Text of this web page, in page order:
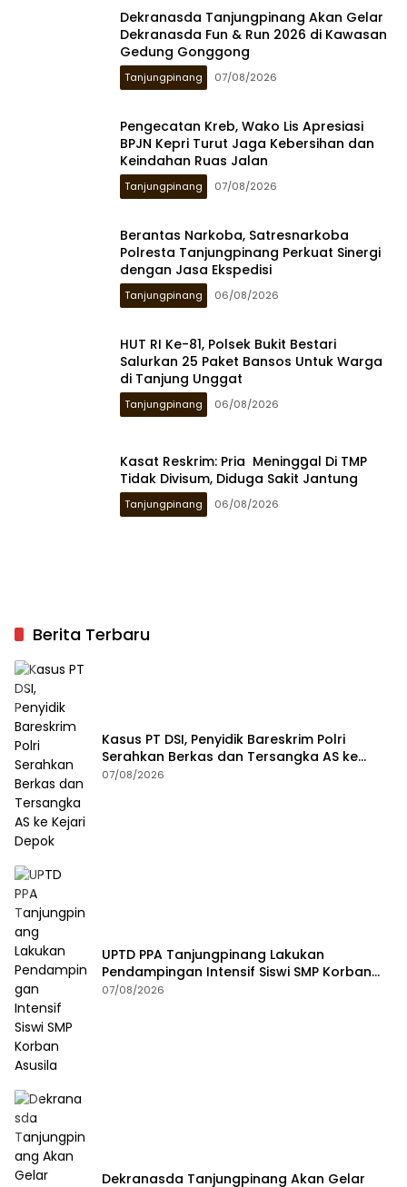
Dekranasda Tanjungpinang Akan Gelar
Dekranasda Fun & Run 2026 di Kawasan
Gedung Gonggong
Tanjungpinang 07/08/2026
Pengecatan Kreb, Wako Lis Apresiasi
BPJN Kepri Turut Jaga Kebersihan dan
Keindahan Ruas Jalan
Tanjungpinang 07/08/2026
Berantas Narkoba, Satresnarkoba
Polresta Tanjungpinang Perkuat Sinergi
dengan Jasa Ekspedisi
Tanjungpinang 06/08/2026
HUT RI Ke-81, Polsek Bukit Bestari
Salurkan 25 Paket Bansos Untuk Warga
di Tanjung Unggat
Tanjungpinang 06/08/2026
Kasat Reskrim: Pria Meninggal Di TMP
Tidak Divisum, Diduga Sakit Jantung
Tanjungpinang 06/08/2026
Berita Terbaru
Kasus PT DSI, Penyidik Bareskrim Polri
Serahkan Berkas dan Tersangka AS ke
Kejari Depok
07/08/2026
UPTD PPA Tanjungpinang Lakukan
Pendampingan Intensif Siswi SMP Korban
Asusila
07/08/2026
Dekranasda Tanjungpinang Akan Gelar